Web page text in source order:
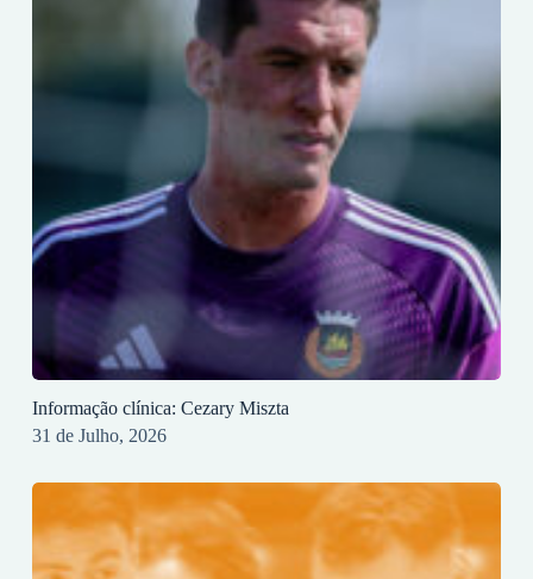
Informação clínica: Cezary Miszta
31 de Julho, 2026